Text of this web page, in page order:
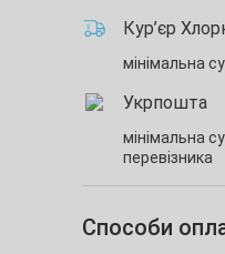
Кур’єр
мінімальна
Укрпошта
мінімальна
перевізника
Способи